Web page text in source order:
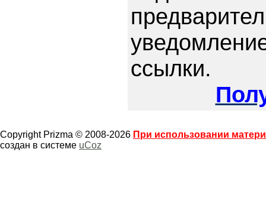
ссылки.
Copyright Prizma © 2008-2026 При использовании
создан в системе uCoz